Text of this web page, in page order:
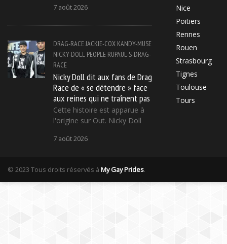
7 août 2026
DRAG-RACEJACKIE-COX KANDY-MUSE
NICKY-DOLL PEOPLE RUPAUL-S-DRAG-
RACE
Nicky Doll dit aux fans de Drag
Race de « se détendre » face
aux reines qui ne traînent pas
Cette histoire est apparue à
l'origine sur Out. Nicky Doll
7 août 2026
Nice
Poitiers
Rennes
Rouen
Strasbourg
Tignes
Toulouse
Tours
© 2023 Tous droits réservés à My Gay Prides.